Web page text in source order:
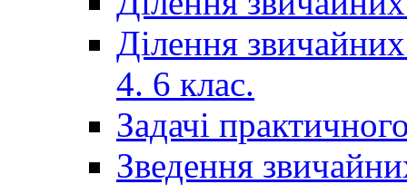
Ділення
4. 6 клас.
Задачі
Зведення